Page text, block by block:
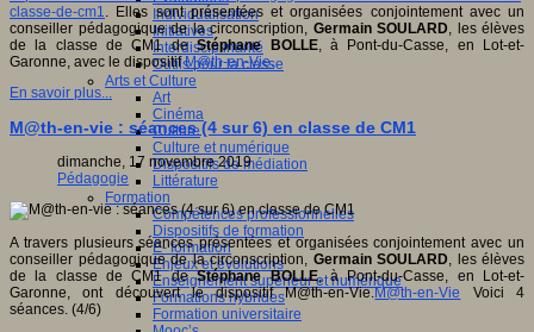
Individualisation
Initiatives
Interdisciplinarité
Outils pour la classe
Arts et Culture
Art
Cinéma
Culture
Culture et numérique
Dispositifs de médiation
Littérature
Formation
Compétences professionnelles
Dispositifs de formation
E- formation
Enjeux et évolutions
Enseignement supérieur et numérique
Formations hybrides
Formation universitaire
classe-de-cm1. Elles sont présentées et organisées conjointement avec un
conseiller pédagogique de la circonscription, Germain SOULARD, les élèves
de la classe de CM1 deStéphane BOLLE, à Pont-du-Casse, en Lot-et-
Garonne, avec le dispositifM@th-en-Vie.
En savoir plus...
M@th-en-vie : séances (4 sur 6) en classe de CM1
dimanche, 17 novembre 2019
Pédagogie
A travers plusieurs séances présentées et organisées conjointement avec un
conseiller pédagogique de la circonscription, Germain SOULARD, les élèves
de la classe de CM1 deStéphane BOLLE, à Pont-du-Casse, en Lot-et-
Garonne, ont découvert le dispositif M@th-en-Vie.M@th-en-Vie
Voici 4
séances. (4/6)